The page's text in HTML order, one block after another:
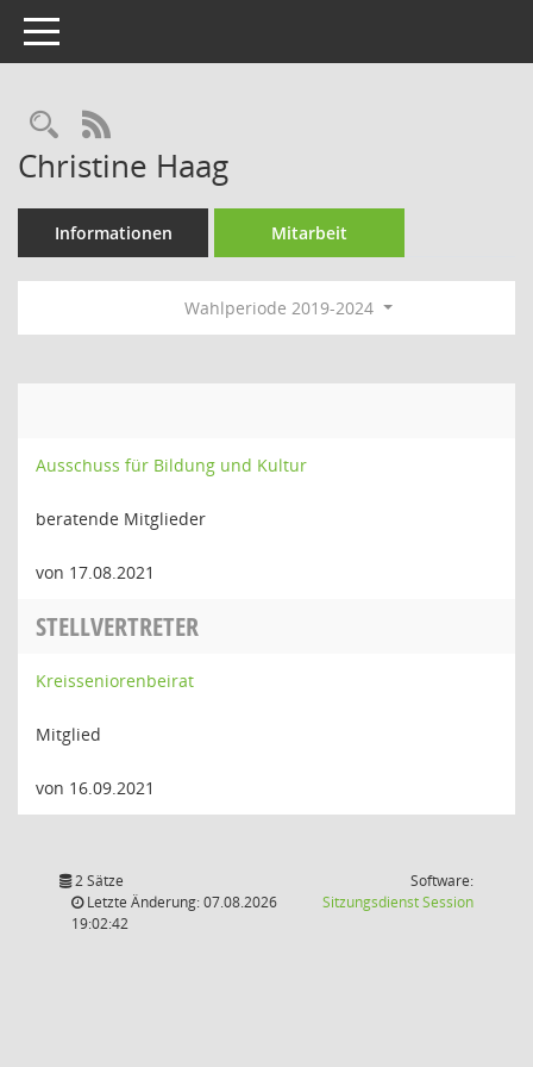
Toggle navigation
Rechercheauswahl
RSS-Feed
Christine Haag
Informationen Mitarbeit
Wahlperiode 2019-2024
Ausschuss für Bildung und Kultur
beratende Mitglieder
von 17.08.2021
STELLVERTRETER
Kreisseniorenbeirat
Mitglied
von 16.09.2021
2 Sätze
Letzte Änderung: 07.08.2026
19:02:42
Software:
SitzungsdienstSession(Wird in